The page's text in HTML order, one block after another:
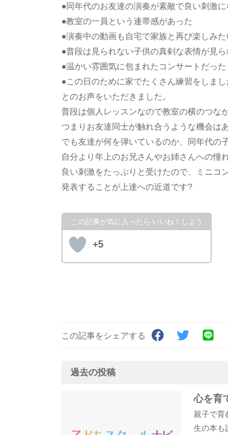
●同年代のお友達の演奏が素敵で良い刺激に
●教室の一員という連帯感があった
●演奏中の動画も自宅で家族と再び楽しみた
●普段は見られない子供の真剣な表情が見ら
●温かい雰囲気に包まれたコンサートだった
●この日のために家でたくさん練習をしまし
とのお声をいただきました。
普段は個人レッスンなので教室の横のつなが
つまりお友達同士が触れ合うような機会は
でも友達が何を弾いているのか、同年代の
自分より年上のお兄さんやお姉さんへの憧
良い刺激をたっぷりと受けたので、ミニコ
発表することが上達への近道です?
+5
この記事をシェアする
過去の投稿
心を育
親子で育
生の本も